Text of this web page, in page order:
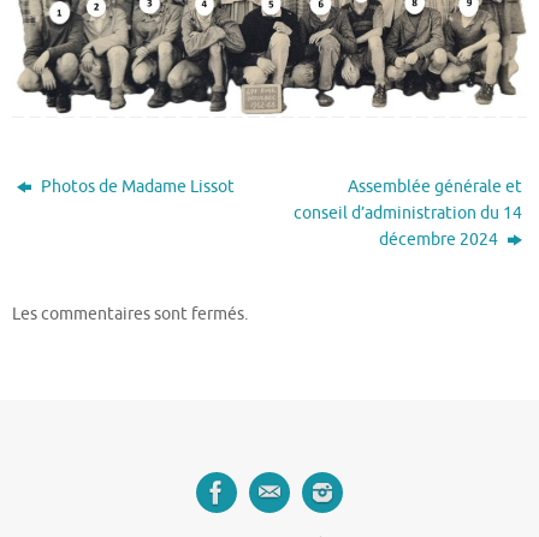
Photos de Madame Lissot
Assemblée générale et
conseil d’administration du 14
décembre 2024
Les commentaires sont fermés.